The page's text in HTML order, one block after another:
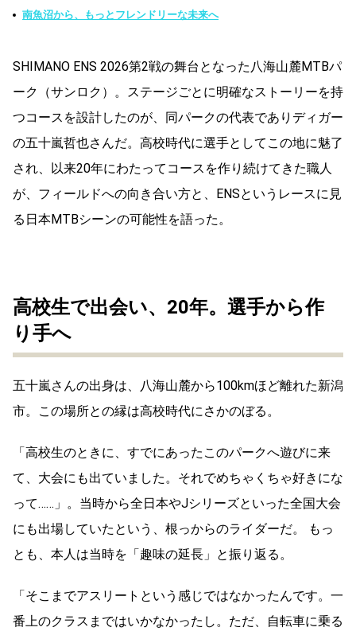
南魚沼から、もっとフレンドリーな未来へ
SHIMANO ENS 2026第2戦の舞台となった八海山麓MTBパ
ーク（サンロク）。ステージごとに明確なストーリーを持
つコースを設計したのが、同パークの代表でありディガー
の五十嵐哲也さんだ。高校時代に選手としてこの地に魅了
され、以来20年にわたってコースを作り続けてきた職人
が、フィールドへの向き合い方と、ENSというレースに見
る日本MTBシーンの可能性を語った。
高校生で出会い、20年。選手から作
り手へ
五十嵐さんの出身は、八海山麓から100kmほど離れた新潟
市。この場所との縁は高校時代にさかのぼる。
「高校生のときに、すでにあったこのパークへ遊びに来
て、大会にも出ていました。それでめちゃくちゃ好きにな
って……」。当時から全日本やJシリーズといった全国大会
にも出場していたという、根っからのライダーだ。 もっ
とも、本人は当時を「趣味の延長」と振り返る。
「そこまでアスリートという感じではなかったんです。一
番上のクラスまではいかなかったし。ただ、自転車に乗る